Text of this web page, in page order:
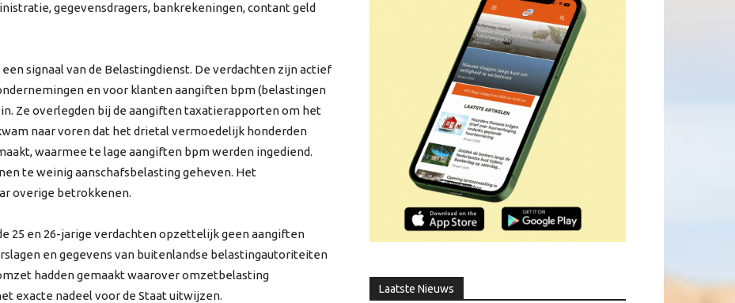
gegevensdragers, bankrekeningen, contant geld
signaal van de Belastingdienst. De verdachten zijn actief
en voor klanten aangiften bpm (belastingen
Ze overlegden bij de aangiften taxatierapporten om het
naar voren dat het drietal vermoedelijk honderden
waarmee te lage aangiften bpm werden ingediend.
te weinig aanschafsbelasting geheven. Het
overige betrokkenen.
25 en 26-jarige verdachten opzettelijk geen aangiften
en gegevens van buitenlandse belastingautoriteiten
hadden gemaakt waarover omzetbelasting
exacte nadeel voor de Staat uitwijzen.
Laatste Nieuws